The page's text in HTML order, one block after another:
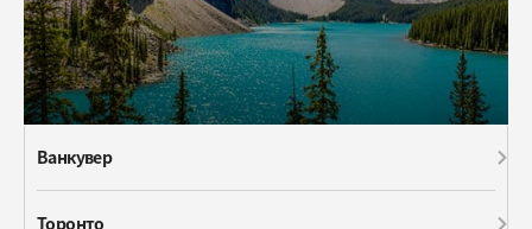
Ванкувер
Торонто